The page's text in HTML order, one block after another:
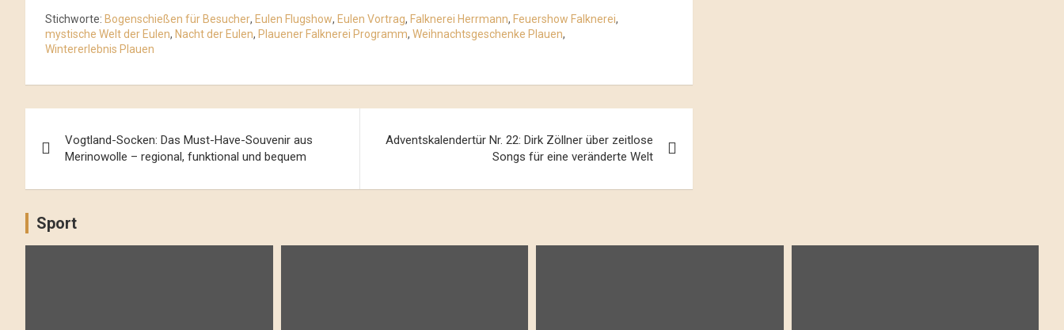
Stichworte: Bogenschießen für Besucher, Eulen Flugshow, Eulen Vortrag, Falknerei Herrmann, Feuershow Falknerei,
mystische Welt der Eulen, Nacht der Eulen, Plauener Falknerei Programm, Weihnachtsgeschenke Plauen,
Wintererlebnis Plauen
Navigation
Vogtland-Socken: Das Must-Have-Souvenir aus
Merinowolle – regional, funktional und bequem
Adventskalendertür Nr. 22: Dirk Zöllner über zeitlose
Songs für eine veränderte Welt
Sport